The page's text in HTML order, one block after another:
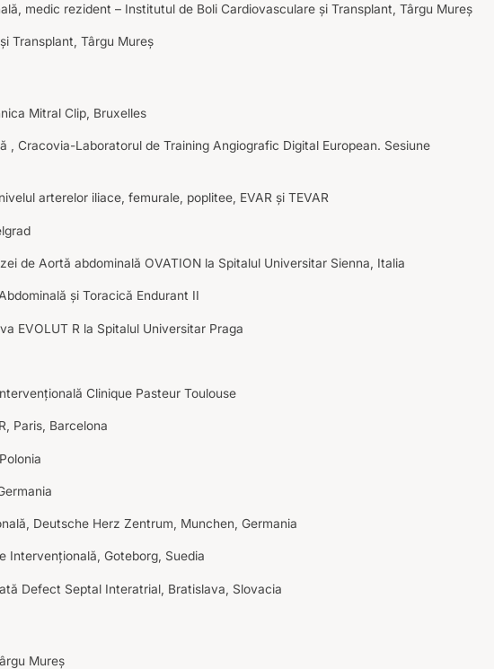
medic rezident – Institutul de Boli Cardiovasculare și Transplant, Târgu Mureș
Transplant, Târgu Mureș
Mitral Clip, Bruxelles
, Cracovia-Laboratorul de Training Angiografic Digital European. Sesiune
arterelor iliace, femurale, poplitee, EVAR și TEVAR
de Aortă abdominală OVATION la Spitalul Universitar Sienna, Italia
și Toracică Endurant II
EVOLUT R la Spitalul Universitar Praga
Clinique Pasteur Toulouse
Paris, Barcelona
Deutsche Herz Zentrum, Munchen, Germania
Intervențională, Goteborg, Suedia
Defect Septal Interatrial, Bratislava, Slovacia
Mureș